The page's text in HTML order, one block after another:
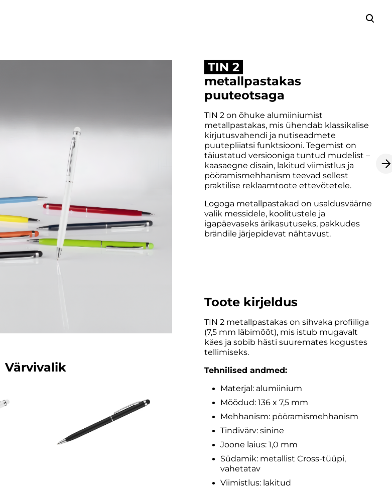
Värvivalik
TIN 2
metallpastakas
puuteotsaga
TIN 2 on õhuke alumiiniumist
metallpastakas, mis ühendab klassikalise
kirjutusvahendi ja nutiseadmete
puutepliiatsi funktsiooni. Tegemist on
täiustatud versiooniga tuntud mudelist –
kaasaegne disain, lakitud viimistlus ja
pööramismehhanism teevad sellest
praktilise reklaamtoote ettevõtetele.
Logoga metallpastakad on usaldusväärne
valik messidele, koolitustele ja
igapäevaseks ärikasutuseks, pakkudes
brändile järjepidevat nähtavust.
Toote kirjeldus
TIN 2 metallpastakas on sihvaka profiiliga
(7,5 mm läbimõõt), mis istub mugavalt
käes ja sobib hästi suuremates kogustes
tellimiseks.
Tehnilised andmed:
Materjal: alumiinium
Mõõdud: 136 x 7,5 mm
Mehhanism: pööramismehhanism
Tindivärv: sinine
Joone laius: 1,0 mm
Südamik: metallist Cross-tüüpi,
vahetatav
Viimistlus: lakitud